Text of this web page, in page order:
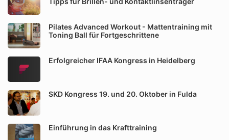
Pilates Advanced Workout - Mattentraining mit
Toning Ball für Fortgeschrittene
Erfolgreicher IFAA Kongress in Heidelberg
SKD Kongress 19. und 20. Oktober in Fulda
Einführung in das Krafttraining